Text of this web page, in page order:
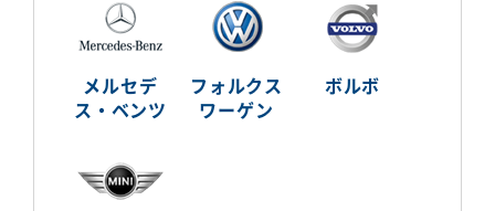
メルセデ
ス・ベンツ
フォルクス
ワーゲン
ボルボ